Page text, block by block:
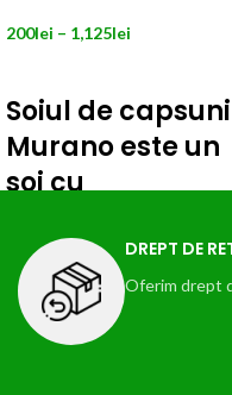
200lei – 1,125lei
Soiul de capsuni
Murano este un
soi cu
foarte mare.
Fructele sunt
conice și de
DREPT DE
Oferim drept